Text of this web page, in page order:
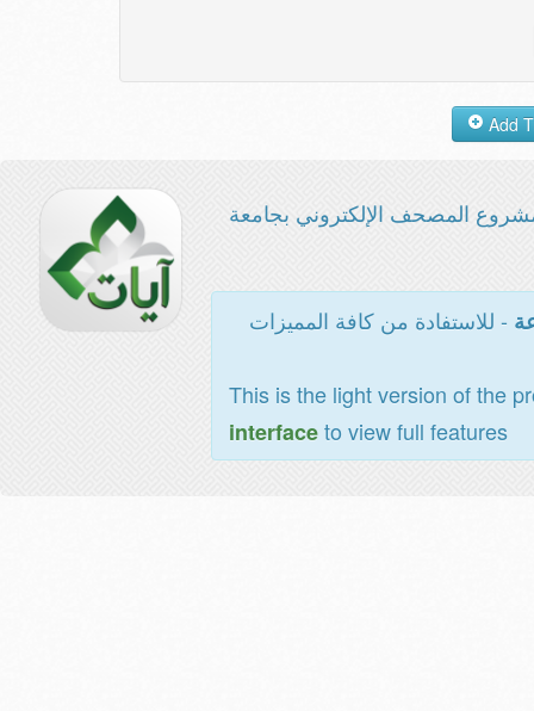
المصحف الإلكتروني بجامعة
- للاستفادة من كافة المميزات
This is the light version of the
interfaceto view full features